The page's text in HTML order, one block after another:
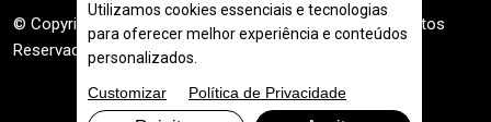
© Copyright 2026. DIVIA Marketing Digital . Todos os Direitos
Reservados
Utilizamos cookies essenciais e tecnologias
para oferecer melhor experiência e conteúdos
personalizados.
Customizar
Política de Privacidade